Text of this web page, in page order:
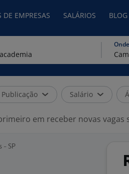
DE EMPRESAS SALÁRIOS BLOG
Publicação Salário
em receber novas vagas
- SP